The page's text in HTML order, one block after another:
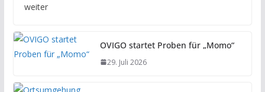
weiter
OVIGO startet Proben für „Momo“
29. Juli 2026